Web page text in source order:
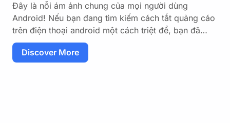
Đây là nỗi ám ảnh chung của mọi người dùng
Android! Nếu bạn đang tìm kiếm cách tắt quảng cáo
trên điện thoại android một cách triệt để, bạn đã…
Discover More